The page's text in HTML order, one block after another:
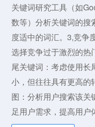
关键词研究工具（如
数等）分析关键词的搜
度适中的词汇。3,竞争
选择竞争过于激烈的热
尾关键词：考虑使用长
小，但往往具有更高的
图：分析用户搜索该
足用户需求，提高用户